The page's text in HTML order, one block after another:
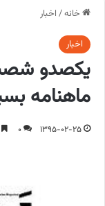
خانه/ اخبار
اخبار
یکصدو
ماهنامه
1395-02-25
0